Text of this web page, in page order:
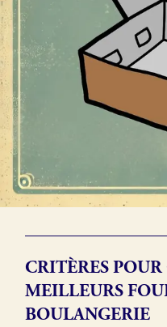
CRITÈRES
MEILLEURS
BOULANGERIE